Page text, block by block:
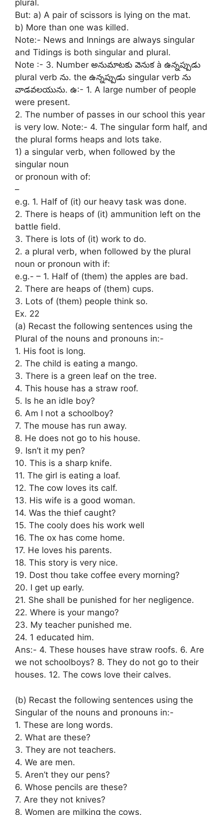
plural.
But: a) A pair of scissors is lying on the mat.
b) More than one was killed.
Note:- News and Innings are always singular
and Tidings is both singular and plural.
Note :- 3. Number అనుమాటకు వెనుక à ఉన్నప్పుడు
plural verb ను. the ఉన్నప్పుడు singular verb ను
వాడవలయును. ఉ:- 1. A large number of people
were present.
2. The number of passes in our school this year
is very low. Note:- 4. The singular form half, and
the plural forms heaps and lots take.
1) a singular verb, when followed by the
singular noun
or pronoun with of:
–
e.g. 1. Half of (it) our heavy task was done.
2. There is heaps of (it) ammunition left on the
battle field.
3. There is lots of (it) work to do.
2. a plural verb, when followed by the plural
noun or pronoun with if:
e.g.- – 1. Half of (them) the apples are bad.
2. There are heaps of (them) cups.
3. Lots of (them) people think so.
Ex. 22
(a) Recast the following sentences using the
Plural of the nouns and pronouns in:-
1. His foot is long.
2. The child is eating a mango.
3. There is a green leaf on the tree.
4. This house has a straw roof.
5. Is he an idle boy?
6. Am I not a schoolboy?
7. The mouse has run away.
8. He does not go to his house.
9. Isn’t it my pen?
10. This is a sharp knife.
11. The girl is eating a loaf.
12. The cow loves its calf.
13. His wife is a good woman.
14. Was the thief caught?
15. The cooly does his work well
16. The ox has come home.
17. He loves his parents.
18. This story is very nice.
19. Dost thou take coffee every morning?
20. I get up early.
21. She shall be punished for her negligence.
22. Where is your mango?
23. My teacher punished me.
24. 1 educated him.
Ans:- 4. These houses have straw roofs. 6. Are
we not schoolboys? 8. They do not go to their
houses. 12. The cows love their calves.
(b) Recast the following sentences using the
Singular of the nouns and pronouns in:-
1. These are long words.
2. What are these?
3. They are not teachers.
4. We are men.
5. Aren’t they our pens?
6. Whose pencils are these?
7. Are they not knives?
8. Women are milking the cows.